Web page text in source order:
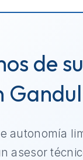
de su
autonomía
asesor